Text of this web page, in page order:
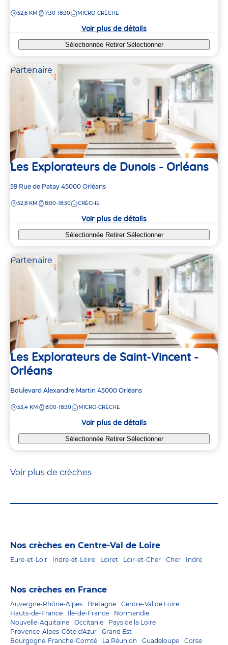
la
DISTANCE
52,6 KM 7:30-18:30 MICRO-CRÈCHE
Voir plus de détails
Sélectionnée Retirer Sélectionner
Partenaire
Les Explorateurs de Dunois - Orléans
Adresse
la
59 Rue de Patay 45000 Orléans
DISTANCE
52,8 KM 8:00-18:30 CRÈCHE
Voir plus de détails
Sélectionnée Retirer Sélectionner
Partenaire
Les Explorateurs de Saint-Vincent -
Orléans
Adresse
la
Boulevard Alexandre Martin 45000 Orléans
DISTANCE
53,4 KM 8:00-18:30 MICRO-CRÈCHE
Voir plus de détails
Sélectionnée Retirer Sélectionner
Voir plus de crèches
Nos crèches en Centre-Val de Loire
Eure-et-Loir Indre-et-Loire Loiret Loir-et-Cher Cher Indre
Nos crèches en France
Auvergne-Rhône-Alpes Bretagne
Centre-Val de Loire
Hauts-de-France
Ile-de-France
Normandie
Nouvelle-Aquitaine
Occitanie
Pays de la Loire
Provence-Alpes-Côte d'Azur
Grand Est
Bourgogne-Franche-Comté
La Réunion Guadeloupe Corse